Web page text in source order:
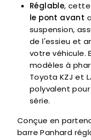
Réglable,
le pont avant
suspension,
de l'essieu et
votre véhicule.
modèles à
Toyota KZJ et
polyvalent
série.
Conçue en
barre Panhard